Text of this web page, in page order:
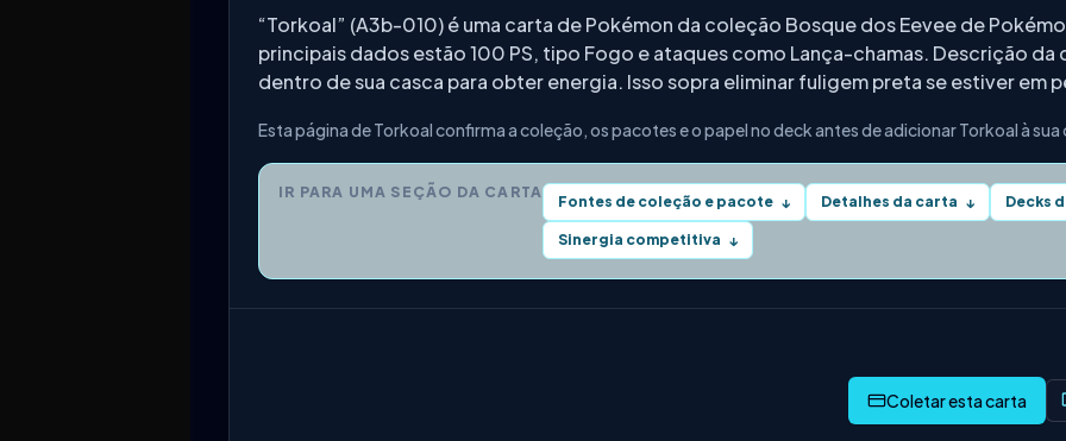
“Torkoal” (A3b-010) é uma carta de Pokémon da coleção Bosque dos Eevee de
principais dados estão 100 PS, tipo Fogo e ataques como Lança-chamas. Descrição da
dentro de sua casca para obter energia. Isso sopra eliminar fuligem preta se estiver em
Esta página de Torkoal confirma a coleção, os pacotes e o papel no deck antes de adicionar Torkoal à
IR PARA UMA SEÇÃO DA CARTA
Fontes de coleção e pacote ↓ Detalhes da carta ↓ Decks
Sinergia competitiva ↓